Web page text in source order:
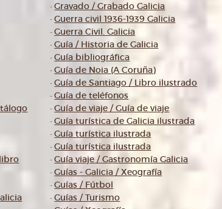
-Gravado / Grabado Galicia
-Guerra civil 1936-1939 Galicia
-Guerra Civil. Galicia
-Guía / Historia de Galicia
-Guía bibliográfica
-Guía de Noia (A Coruña)
-Guía de Santiago / Libro ilustrado
-Guía de teléfonos
-Guía de viaje / Guía de viaje
-Guía turística de Galicia ilustrada
-Guía turística ilustrada
-Guía turística ilustrada
-Guía viaje / Gastronomía Galicia
-Guías - Galicia / Xeografía
-Guías / Fútbol
-Guías / Turismo